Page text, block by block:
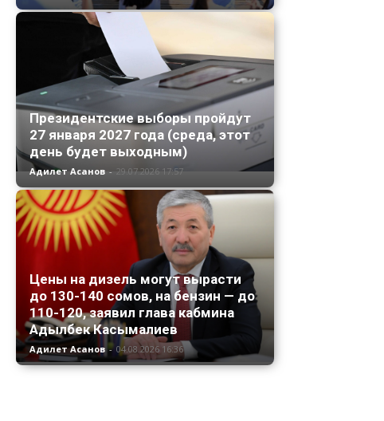
Президентские выборы пройдут
27 января 2027 года (среда, этот
день будет выходным)
Адилет Асанов - 29.07.2026 17:57
Цены на дизель могут вырасти
до 130-140 сомов, на бензин — до
110-120, заявил глава кабмина
Адылбек Касымалиев
Адилет Асанов - 04.08.2026 16:36